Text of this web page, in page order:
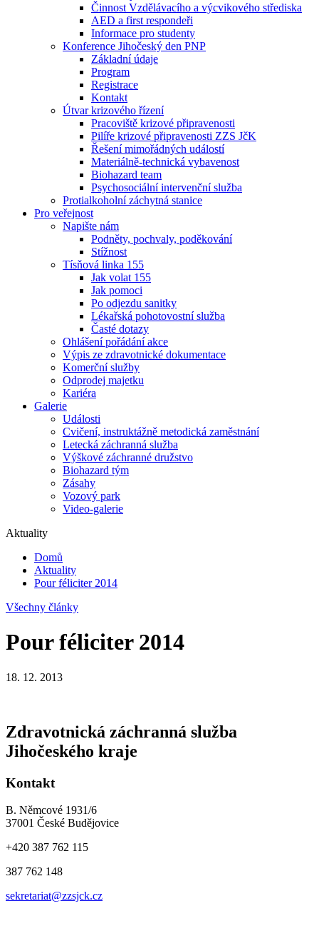
Činnost Vzdělávacího a výcvikového střediska
AED a first respondeři
Informace pro studenty
Konference Jihočeský den PNP
Základní údaje
Program
Registrace
Kontakt
Útvar krizového řízení
Pracoviště krizové připravenosti
Pilíře krizové připravenosti ZZS JčK
Řešení mimořádných událostí
Materiálně-technická vybavenost
Biohazard team
Psychosociální intervenční služba
Protialkoholní záchytná stanice
Pro veřejnost
Napište nám
Podněty, pochvaly, poděkování
Stížnost
Tísňová linka 155
Jak volat 155
Jak pomoci
Po odjezdu sanitky
Lékařská pohotovostní služba
Časté dotazy
Ohlášení pořádání akce
Výpis ze zdravotnické dokumentace
Komerční služby
Odprodej majetku
Kariéra
Galerie
Události
Cvičení, instruktážně metodická zaměstnání
Letecká záchranná služba
Výškové záchranné družstvo
Biohazard tým
Zásahy
Vozový park
Video-galerie
Aktuality
Domů
Aktuality
Pour féliciter 2014
Všechny články
Pour féliciter 2014
18. 12. 2013
Zdravotnická záchranná služba
Jihočeského kraje
Kontakt
B. Němcové 1931/6
37001 České Budějovice
+420 387 762 115
387 762 148
sekretariat@zzsjck.cz